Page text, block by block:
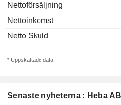
Senaste nyheterna : Heba AB
Nettoförsäljning
Nettoinkomst
Netto Skuld
* Uppskattade data